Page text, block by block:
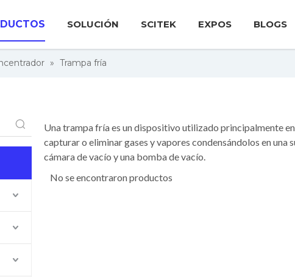
SOLUCIÓN SCITEK EXPOS BLOGS
» Trampa fría
Una trampa fría es un dispositivo utilizado principalmente
capturar o eliminar gases y vapores condensándolos en
cámara de vacío y una bomba de vacío.
No se encontraron productos